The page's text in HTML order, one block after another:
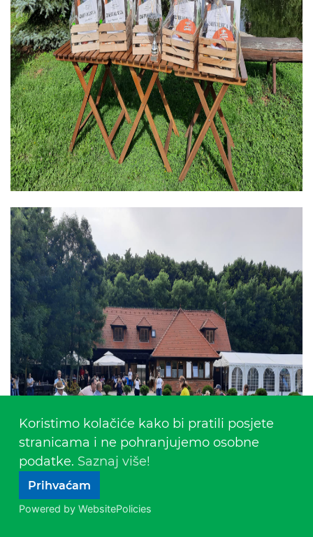
Koristimo kolačiće kako bi pratili posjete
stranicama i ne pohranjujemo osobne
podatke. Saznaj više!
Prihvaćam
Powered by WebsitePolicies